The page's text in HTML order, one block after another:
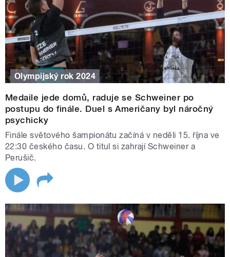
Olympijský rok 2024
Medaile jede domů, raduje se Schweiner po
postupu do finále. Duel s Američany byl náročný
psychicky
Finále světového šampionátu začíná v neděli 15. října ve
22:30 českého času. O titul si zahrají Schweiner a
Perušič.